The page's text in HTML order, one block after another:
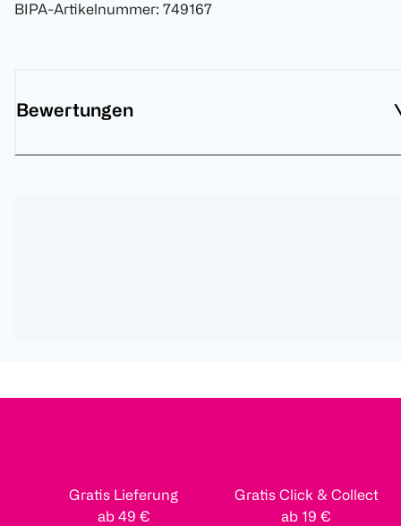
BIPA-Artikelnummer: 749167
Bewertungen
Gratis Lieferung
ab 49 €
Gratis Click & Collect
ab 19 €